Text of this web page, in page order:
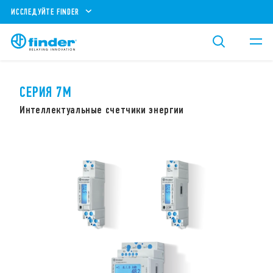
ИССЛЕДУЙТЕ FINDER
СЕРИЯ 7M
Интеллектуальные счетчики энергии